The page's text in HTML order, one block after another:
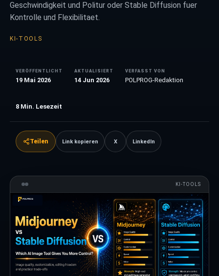
Geschwindigkeit und Politur oder Stable Diffusion fuer
Kontrolle und Flexibilitaet.
KI-TOOLS
VERÖFFENTLICHT
19 Mai 2026
AKTUALISIERT
14 Jun 2026
VERFASST VON
POLPROG-Redaktion
8 Min. Lesezeit
Teilen Link kopieren X LinkedIn
KI-TOOLS